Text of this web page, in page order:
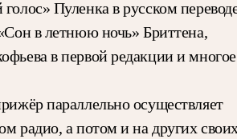
голос» Пуленка в русском
в летнюю ночь» Бриттена,
в первой редакции и многое
параллельно осуществляет
радио, а потом и на других